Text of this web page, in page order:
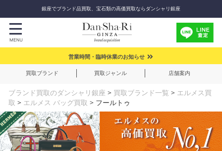
銀座でブランド品買取、宝石類の高価買取ならダンシャリ銀座
営業時間・臨時休業のお知らせ
買取ブランド 買取ジャンル 店舗案内
ブランド買取のダンシャリ銀座 > 買取ブランド一覧 > エルメス買
取 > エルメス バッグ買取 > フールトゥ